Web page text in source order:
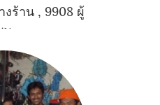
งร้าน , 9908 ผู้
ม